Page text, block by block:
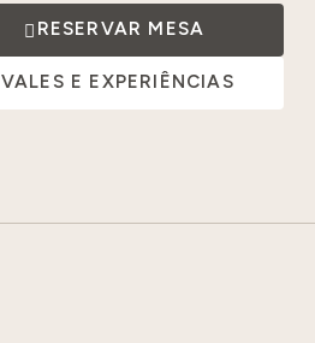
RESERVAR MESA
VALES E EXPERIÊNCIAS